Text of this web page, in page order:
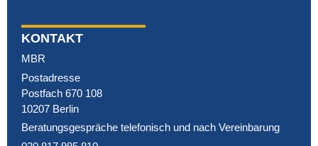
KONTAKT
MBR
Postadresse
Postfach 670 108
10207 Berlin
Beratungsgespräche telefonisch und nach Vereinbarung